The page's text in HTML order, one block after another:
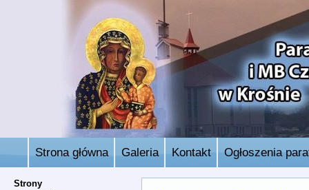
Strona główna Galeria Kontakt Ogłoszenia
Strony